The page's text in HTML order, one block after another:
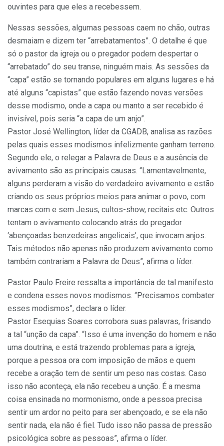
ouvintes para que eles a recebessem.
Nessas sessões, algumas pessoas caem no chão, outras
desmaiam e dizem ter “arrebatamentos”. O detalhe é que
só o pastor da igreja ou o pregador podem despertar o
“arrebatado” do seu transe, ninguém mais. As sessões da
“capa” estão se tornando populares em alguns lugares e há
até alguns “capistas” que estão fazendo novas versões
desse modismo, onde a capa ou manto a ser recebido é
invisível, pois seria “a capa de um anjo”.
Pastor José Wellington, líder da CGADB, analisa as razões
pelas quais esses modismos infelizmente ganham terreno.
Segundo ele, o relegar a Palavra de Deus e a ausência de
avivamento são as principais causas. “Lamentavelmente,
alguns perderam a visão do verdadeiro avivamento e estão
criando os seus próprios meios para animar o povo, com
marcas com e sem Jesus, cultos-show, recitais etc. Outros
tentam o avivamento colocando atrás do pregador
‘abençoadas benzedeiras angelicais’, que invocam anjos.
Tais métodos não apenas não produzem avivamento como
também contrariam a Palavra de Deus”, afirma o líder.
Pastor Paulo Freire ressalta a importância de tal manifesto
e condena esses novos modismos. “Precisamos combater
esses modismos”, declara o líder.
Pastor Esequias Soares corrobora suas palavras, frisando
a tal “unção da capa”. “Isso é uma invenção do homem e não
uma doutrina, e está trazendo problemas para a igreja,
porque a pessoa ora com imposição de mãos e quem
recebe a oração tem de sentir um peso nas costas. Caso
isso não aconteça, ela não recebeu a unção. É a mesma
coisa ensinada no mormonismo, onde a pessoa precisa
sentir um ardor no peito para ser abençoado, e se ela não
sentir nada, ela não é fiel. Tudo isso não passa de pressão
psicológica sobre as pessoas”, afirma o líder.